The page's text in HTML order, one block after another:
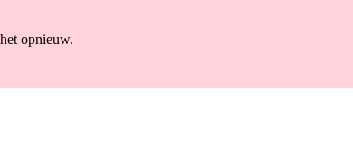
opnieuw.